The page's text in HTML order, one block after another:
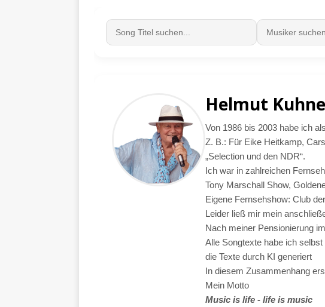
Helmut Kuhne
Von 1986 bis 2003 habe ich
Z. B.: Für Eike Heitkamp,
„Selection und den NDR“.
Ich war in zahlreichen
Tony Marschall Show,
Eigene Fernsehshow: Club
Leider ließ mir mein
Nach meiner Pensionierung
Alle Songtexte habe ich
die Texte durch KI generiert
In diesem Zusammenhang
Mein Motto
Music is life - life is music